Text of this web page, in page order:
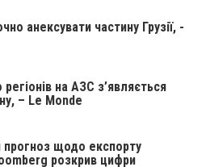
анексувати частину Грузії, -
регіонів на АЗС з’являється
– Le Monde
щодо експорту
розкрив цифри